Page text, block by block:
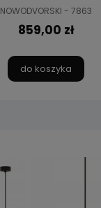
NOWODVORSKI - 7863
859,00 zł
do koszyka